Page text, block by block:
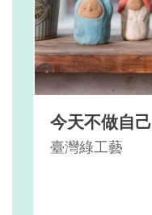
今天不做自己
臺灣綠工藝